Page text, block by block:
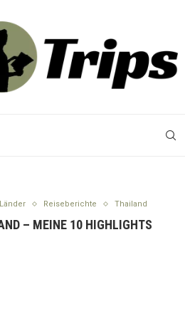
Länder Reiseberichte Thailand
– MEINE 10 HIGHLIGHTS